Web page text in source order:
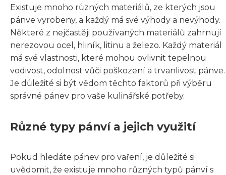
Existuje mnoho různých materiálů, ze kterých jsou
pánve vyrobeny, a každý má své výhody a nevýhody.
Některé z nejčastěji používaných materiálů zahrnují
nerezovou ocel, hliník, litinu a železo. Každý materiál
má své vlastnosti, které mohou ovlivnit tepelnou
vodivost, odolnost vůči poškození a trvanlivost pánve.
Je důležité si být vědom těchto faktorů při výběru
správné pánev pro vaše kulinářské potřeby.
Různé typy pánví a jejich využití
Pokud hledáte pánev pro vaření, je důležité si
uvědomit, že existuje mnoho různých typů pánví s